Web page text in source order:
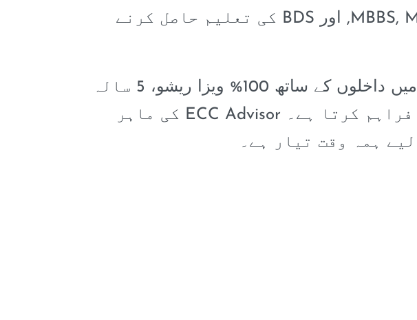
جارجیا، بیلاروس، چین اور کرغزستان جیسے ممالک میں MBBS, MD, اور BDS کی تعلیم حاصل کرنے
یہ ادارہ PMDC اور WHO سے منظور شدہ یونیورسٹیوں میں داخلوں کے ساتھ 100% ویزا ریشو، 5 سالہ
انگلش میڈیم پروگرام، اور ملٹی سٹیزن شپ مواقع فراہم کرتا ہے۔ ECC Advisor کی ماہر
ہمہ وقت تیار ہے۔